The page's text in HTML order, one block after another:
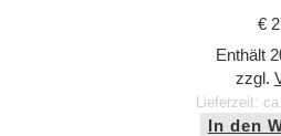
€
Enthält
zzgl.
Lieferzeit:
In den